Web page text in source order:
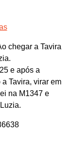
chegar a Tavira
e após a
Tavira, virar em
na M1347 e